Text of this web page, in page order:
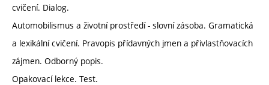
cvičení. Dialog.
Automobilismus a životní prostředí - slovní zásoba. Gramatická
a lexikální cvičení. Pravopis přídavných jmen a přivlastňovacích
zájmen. Odborný popis.
Opakovací lekce. Test.